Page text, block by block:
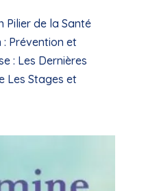
Pilier de la Santé
: Prévention et
: Les Dernières
Les Stages et